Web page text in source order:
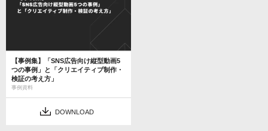
【事例集】「SNS広告向け縦型動画5
つの事例」と「クリエイティブ制作・
検証の考え方」
事例資料
DOWNLOAD